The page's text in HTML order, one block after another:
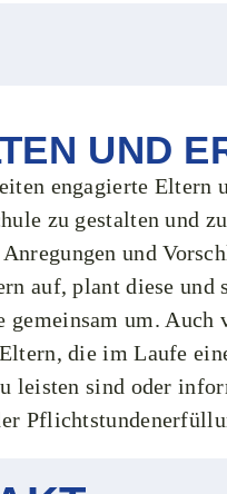
UND
engagierte Eltern
zu gestalten und
und
auf, plant diese und
gemeinsam um. Auch
die im Laufe
leisten sind oder